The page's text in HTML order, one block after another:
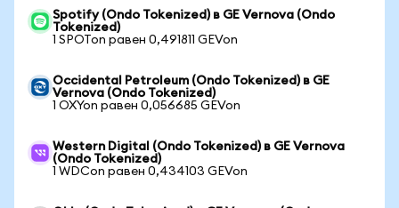
Spotify (Ondo Tokenized) в GE Vernova (Ondo
Tokenized)
1 SPOTon равен 0,491811 GEVon
Occidental Petroleum (Ondo Tokenized) в GE
Vernova (Ondo Tokenized)
1 OXYon равен 0,056685 GEVon
Western Digital (Ondo Tokenized) в GE Vernova
(Ondo Tokenized)
1 WDCon равен 0,434103 GEVon